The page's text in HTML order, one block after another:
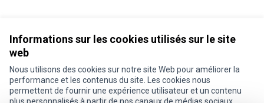
Informations sur les cookies utilisés sur le site
web
Nous utilisons des cookies sur notre site Web pour améliorer la
performance et les contenus du site. Les cookies nous
permettent de fournir une expérience utilisateur et un contenu
Conditions d'utilisation
Paramètres des cookies
Je participe ! sur X
Je participe ! sur Facebook
Je participe ! sur Instagram